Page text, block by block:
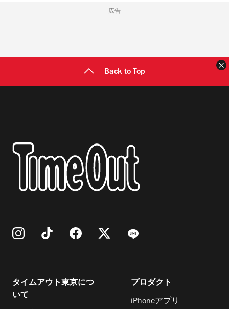
広告
Back to Top
タイムアウト東京につ
いて
プロダクト
iPhoneアプリ